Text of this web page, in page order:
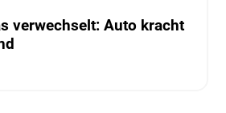
verwechselt: Auto kracht